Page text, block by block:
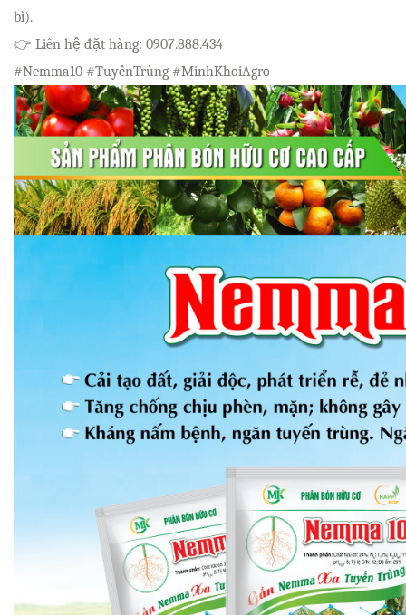
bì).
👉 Liên hệ đặt hàng: 0907.888.434
#Nemma10 #TuyếnTrùng #MinhKhoiAgro